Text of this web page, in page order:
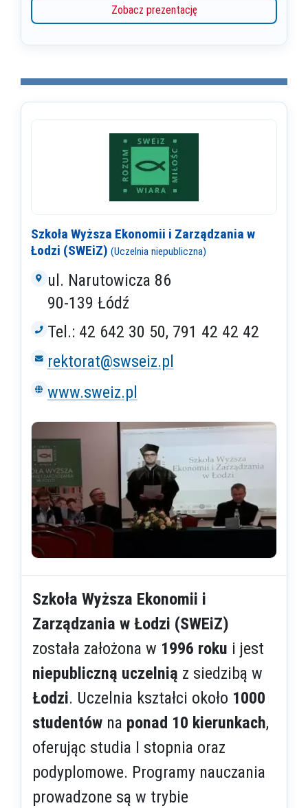
Zobacz prezentację
Szkoła Wyższa Ekonomii i Zarządzania w
Łodzi (SWEiZ) (Uczelnia niepubliczna)
ul. Narutowicza 86
90-139 Łódź
Tel.: 42 642 30 50, 791 42 42 42
rektorat@swseiz.pl
www.sweiz.pl
Szkoła Wyższa Ekonomii i
Zarządzania w Łodzi (SWEiZ)
została założona w 1996 roku i jest
niepubliczną uczelnią z siedzibą w
Łodzi. Uczelnia kształci około 1000
studentów na ponad 10 kierunkach,
oferując studia I stopnia oraz
podyplomowe. Programy nauczania
prowadzone są w trybie